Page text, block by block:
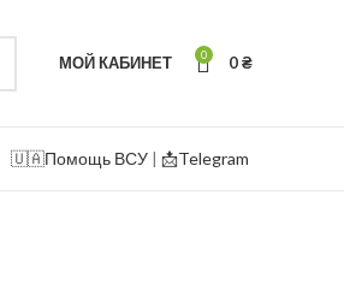
МОЙ КАБИНЕТ 0 0₴
🇺🇦Помощь ВСУ | 📩Telegram